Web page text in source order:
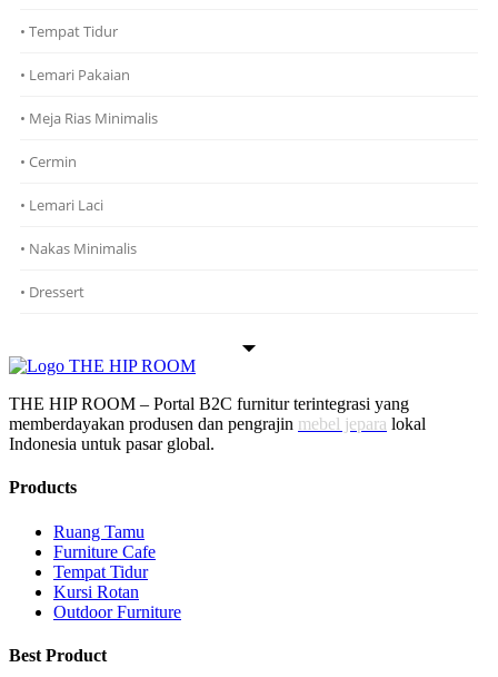
• Tempat Tidur
• Lemari Pakaian
• Meja Rias Minimalis
• Cermin
• Lemari Laci
• Nakas Minimalis
• Dressert
THE HIP ROOM – Portal B2C furnitur terintegrasi yang
memberdayakan produsen dan pengrajin mebel jepara lokal
Indonesia untuk pasar global.
Products
Ruang Tamu
Furniture Cafe
Tempat Tidur
Kursi Rotan
Outdoor Furniture
Best Product